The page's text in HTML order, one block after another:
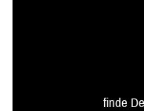
finde